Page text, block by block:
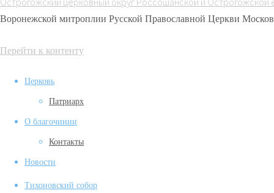
Воронежской митроплии Русской Православной Церкви
Перейти к контенту
Церковь
Патриарх
О благочинии
Контакты
Новости
Тихоновский собор
соборе города
Россошь